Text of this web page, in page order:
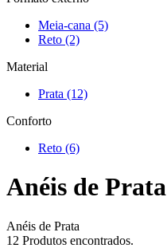
Meia-cana (5)
Reto (2)
Material
Prata (12)
Conforto
Reto (6)
Anéis de Prata
Anéis de Prata
12 Produtos encontrados.